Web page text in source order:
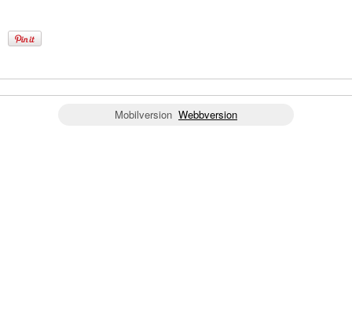
Mobilversion Webbversion